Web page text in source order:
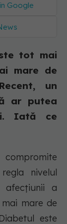
Google
tot mai
mare de
un
ar putea
Iată ce
nivelul
afecțiunii a
mare de
este